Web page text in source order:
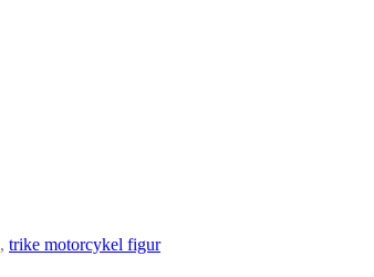
, trike motorcykel figur